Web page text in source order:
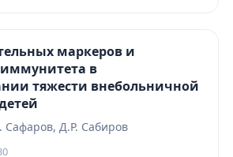
маркеров и
в
тяжести внебольничной
Сафаров, Д.Р. Сабиров